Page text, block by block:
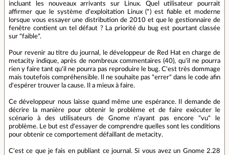
incluant les nouveaux arrivants sur Linux. Quel utilisateur pourrait
affirmer que le système d'exploitation Linux (*) est fiable et moderne
lorsque vous essayer une distribution de 2010 et que le gestionnaire de
fenêtre contient un tel défaut ? La priorité du bug est pourtant classée
sur "faible".
Pour revenir au titre du journal, le développeur de Red Hat en charge de
metacity indique, après de nombreux commentaires (40), qu'il ne pourra
rien y faire tant qu'il ne pourra pas reproduire le bug. C'est très dommage
mais toutefois compréhensible. Il ne souhaite pas "errer" dans le code afin
d'espérer trouver la cause. Il a mieux à faire.
Ce développeur nous laisse quand même une espérance. Il demande de
décrire la manière pour obtenir le problème et de faire exécuter le
scénario à des utilisateurs de Gnome n'ayant pas encore "vu" le
problème. Le but est d'essayer de comprendre quelles sont les conditions
pour obtenir ce comportement défaillant de metacity.
C'est ce que je fais en publiant ce journal. Si vous avez un Gnome 2.28